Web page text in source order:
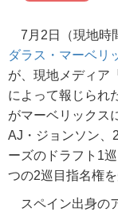
7月2日（現地時
ダラス・マーベリ
が、現地メディア
によって報じられ
がマーベリックス
AJ・ジョンソン、
ーズのドラフト1
つの2巡目指名権
スペイン出身の